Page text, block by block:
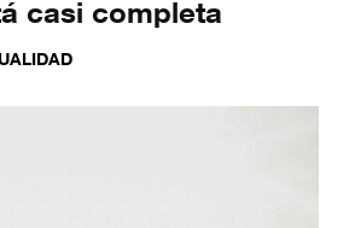
casi completa